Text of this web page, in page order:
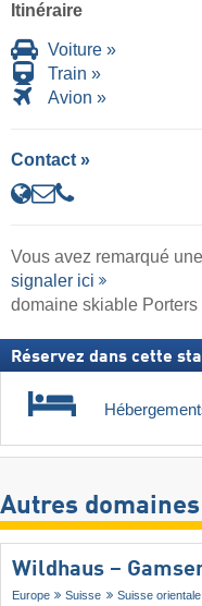
Itinéraire
Voiture »
Train »
Avion »
Contact »
Vous avez remarqué
signaler ici
domaine skiable Porters
Réservez dans cette
Autres
Wildhaus –
Europe Suisse Suisse orientale